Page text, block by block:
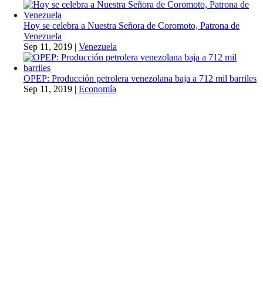
Hoy se celebra a Nuestra Señora de Coromoto, Patrona de
Venezuela
Sep 11, 2019 | Venezuela
OPEP: Producción petrolera venezolana baja a 712 mil barriles
Sep 11, 2019 | Economía